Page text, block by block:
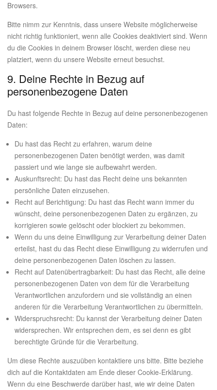
Browsers.
Bitte nimm zur Kenntnis, dass unsere Website möglicherweise
nicht richtig funktioniert, wenn alle Cookies deaktiviert sind. Wenn
du die Cookies in deinem Browser löscht, werden diese neu
platziert, wenn du unsere Website erneut besuchst.
9. Deine Rechte in Bezug auf
personenbezogene Daten
Du hast folgende Rechte in Bezug auf deine personenbezogenen
Daten:
Du hast das Recht zu erfahren, warum deine
personenbezogenen Daten benötigt werden, was damit
passiert und wie lange sie aufbewahrt werden.
Auskunftsrecht: Du hast das Recht deine uns bekannten
persönliche Daten einzusehen.
Recht auf Berichtigung: Du hast das Recht wann immer du
wünscht, deine personenbezogenen Daten zu ergänzen, zu
korrigieren sowie gelöscht oder blockiert zu bekommen.
Wenn du uns deine Einwilligung zur Verarbeitung deiner Daten
erteilst, hast du das Recht diese Einwilligung zu widerrufen und
deine personenbezogenen Daten löschen zu lassen.
Recht auf Datenübertragbarkeit: Du hast das Recht, alle deine
personenbezogenen Daten von dem für die Verarbeitung
Verantwortlichen anzufordern und sie vollständig an einen
anderen für die Verarbeitung Verantwortlichen zu übermitteln.
Widerspruchsrecht: Du kannst der Verarbeitung deiner Daten
widersprechen. Wir entsprechen dem, es sei denn es gibt
berechtigte Gründe für die Verarbeitung.
Um diese Rechte auszuüben kontaktiere uns bitte. Bitte beziehe
dich auf die Kontaktdaten am Ende dieser Cookie-Erklärung.
Wenn du eine Beschwerde darüber hast, wie wir deine Daten